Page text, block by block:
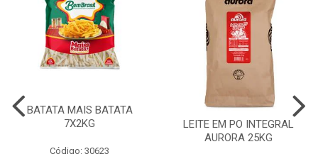
BATATA MAIS BATATA
7X2KG
Código: 30623
LEITE EM PO INTEGRAL
AURORA 25KG